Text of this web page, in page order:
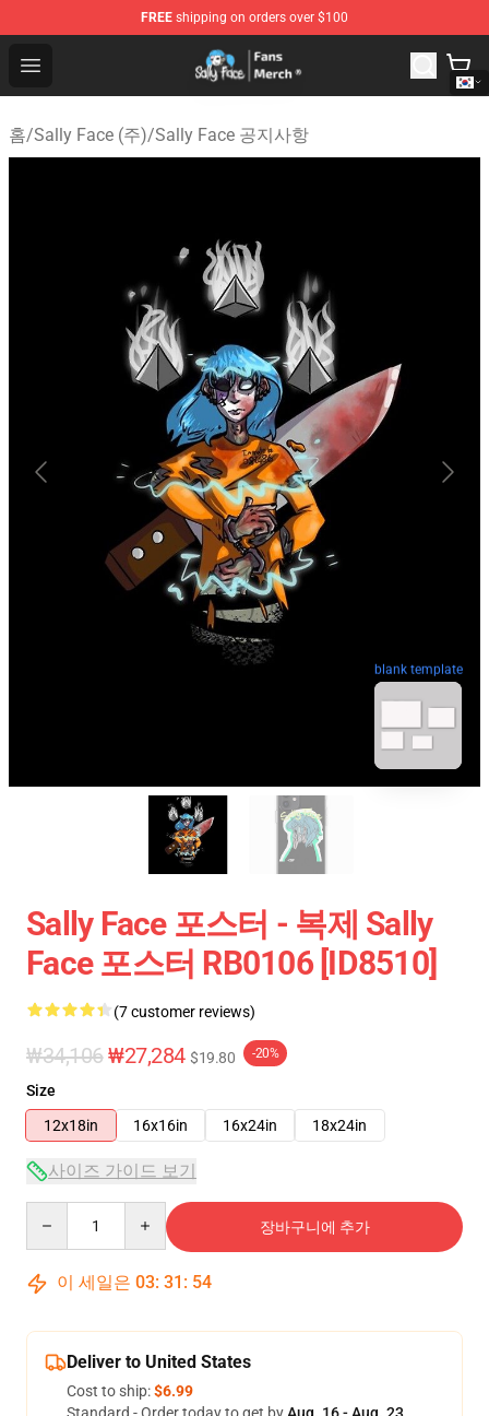
FREE shipping on orders over $100
Open menu
Sally Face Store - Official Sally Face Merchandise Shop
홈/Sally Face (주)/Sally Face 공지사항
blank template
Sally Face 포스터 - 복제 Sally
Face 포스터 RB0106 [ID8510]
(7 customer reviews)
₩34,106₩27,284 $19.80 -20%
Size
12x18in
16x16in 16x24in 18x24in
사이즈 가이드 보기
장바구니에 추가
이 세일은 03: 31 : 54
Deliver to United States
Cost to ship:$6.99